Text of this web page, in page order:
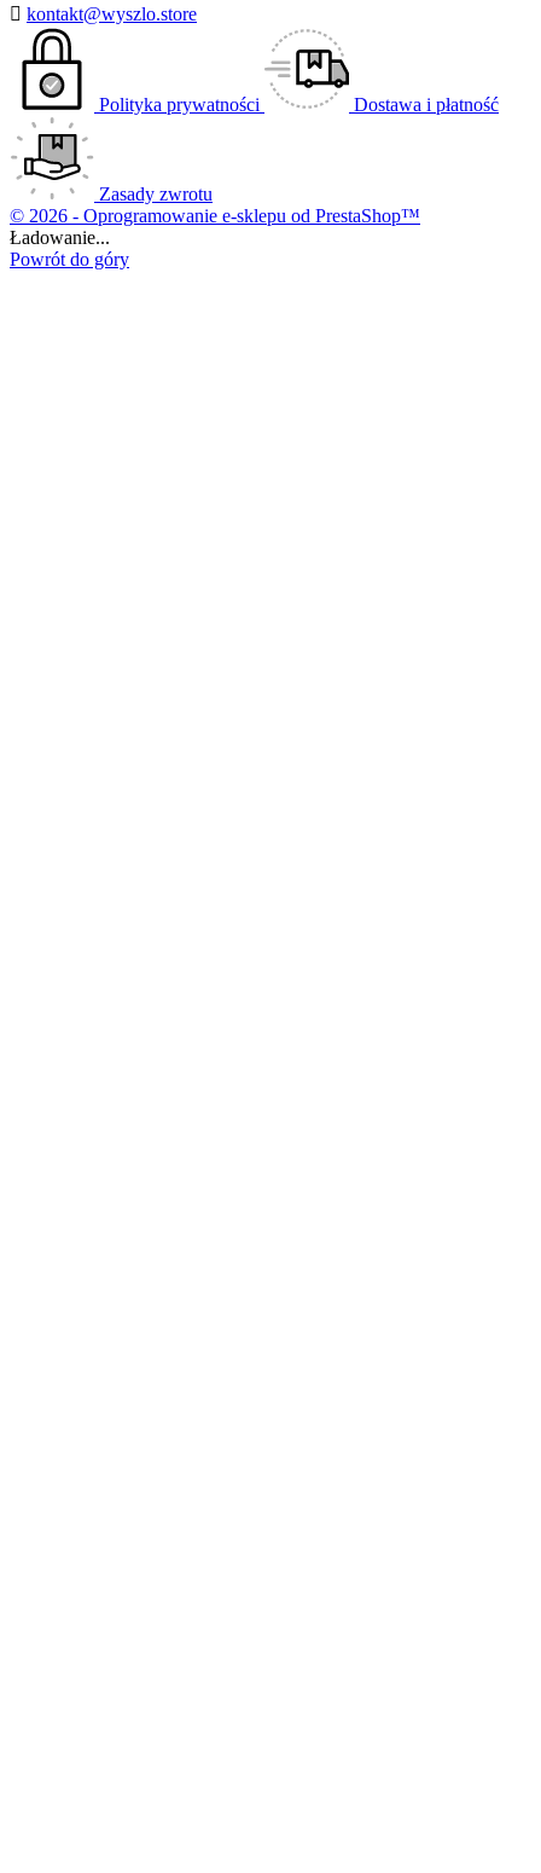
 kontakt@wyszlo.store
Polityka prywatności Dostawa i płatność
Zasady zwrotu
© 2026 - Oprogramowanie e-sklepu od PrestaShop™
Ładowanie...
Powrót do góry